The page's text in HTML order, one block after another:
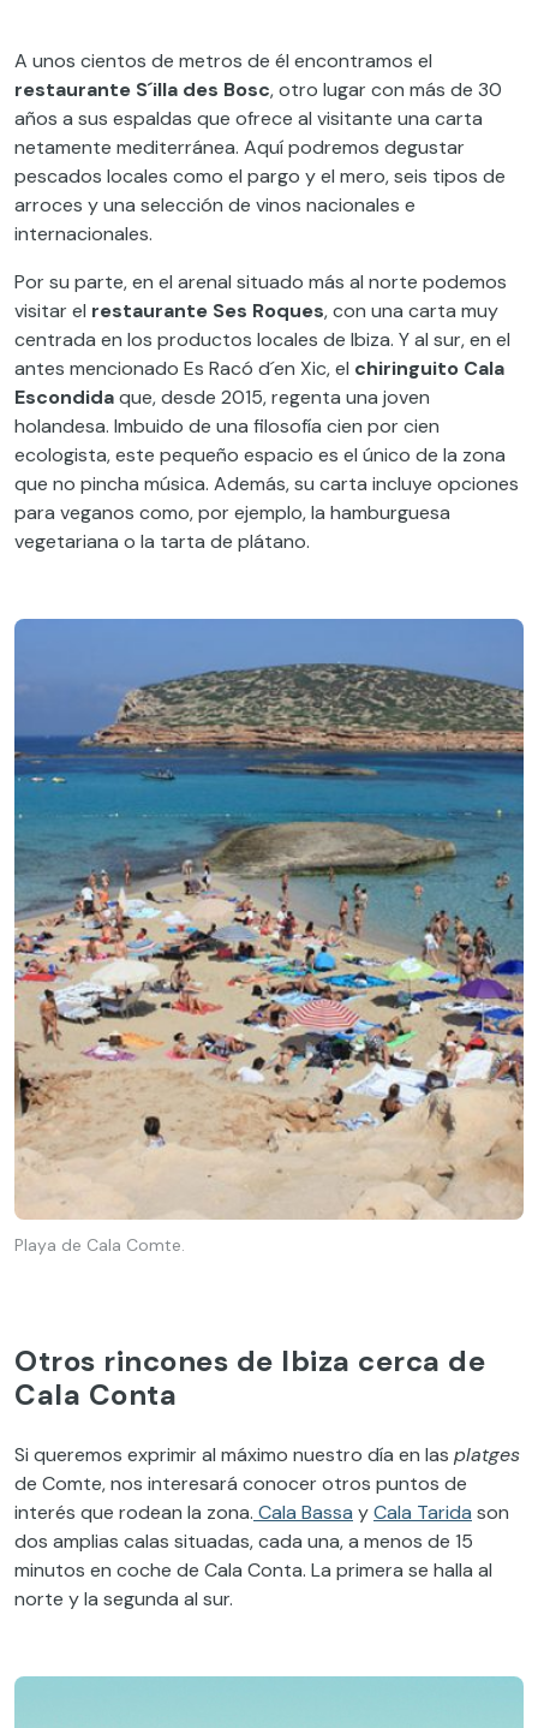
A unos cientos de metros de él encontramos el
restaurante S´illa des Bosc, otro lugar con más de 30
años a sus espaldas que ofrece al visitante una carta
netamente mediterránea. Aquí podremos degustar
pescados locales como el pargo y el mero, seis tipos de
arroces y una selección de vinos nacionales e
internacionales.
Por su parte, en el arenal situado más al norte podemos
visitar el restaurante Ses Roques, con una carta muy
centrada en los productos locales de Ibiza. Y al sur, en el
antes mencionado Es Racó d´en Xic, el chiringuito Cala
Escondidaque, desde 2015, regenta una joven
holandesa. Imbuido de una filosofía cien por cien
ecologista, este pequeño espacio es el único de la zona
que no pincha música. Además, su carta incluye opciones
para veganos como, por ejemplo, la hamburguesa
vegetariana o la tarta de plátano.
Playa de Cala Comte.
Otros rincones de Ibiza cerca de
Cala Conta
Si queremos exprimir al máximo nuestro día en las platges
de Comte, nos interesará conocer otros puntos de
interés que rodean la zona. Cala Bassa yCala Tarida son
dos amplias calas situadas, cada una, a menos de 15
minutos en coche de Cala Conta. La primera se halla al
norte y la segunda al sur.